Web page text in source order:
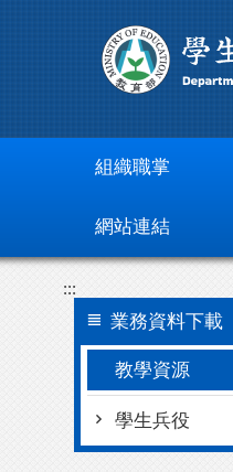
組織職掌
網站連結
:::
業務資料下載
教學資源
學生兵役